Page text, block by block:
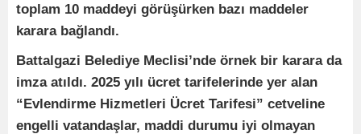
toplam 10 maddeyi görüşürken bazı maddeler
karara bağlandı.
Battalgazi Belediye Meclisi’nde örnek bir karara da
imza atıldı. 2025 yılı ücret tarifelerinde yer alan
“Evlendirme Hizmetleri Ücret Tarifesi” cetveline
engelli vatandaşlar, maddi durumu iyi olmayan